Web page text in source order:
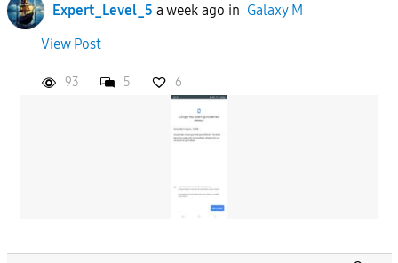
Expert_Level_5 a week ago in Galaxy M
View Post
93 5 6